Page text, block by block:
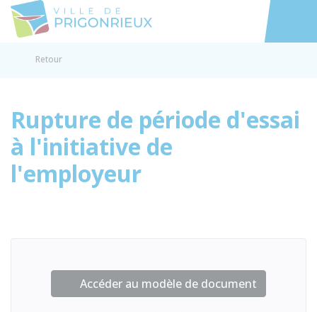
Accéder
Retour
Rupture de période d'essai
à l'initiative de
l'employeur
Accéder au modèle de document